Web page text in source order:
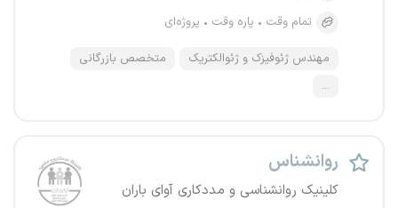
تمام وقت
پاره وقت پروژه‌ای
مهندس ژئوفیزک و ژئوالکتریک
متخصص بازرگانی
...
روانشناس
کلینیک روانشناسی و مددکاری آوای باران